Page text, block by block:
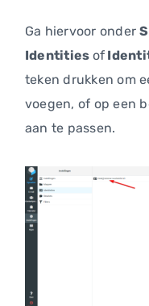
Ga hiervoor onder
Identities of
teken drukken om
voegen, of op een
aan te passen.